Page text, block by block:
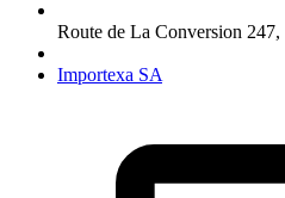
Route de La Conversion 247,
Importexa SA